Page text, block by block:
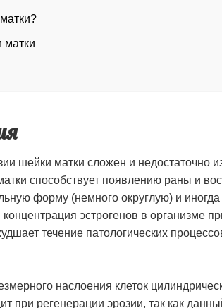
матки
шейки матки сложен и недостаточно
способствует появлению раны и
форму (немного округлую) и иногда
эстрогенов в организме
течение патологических
наслоения клеток
при регенерации эрозии, так как